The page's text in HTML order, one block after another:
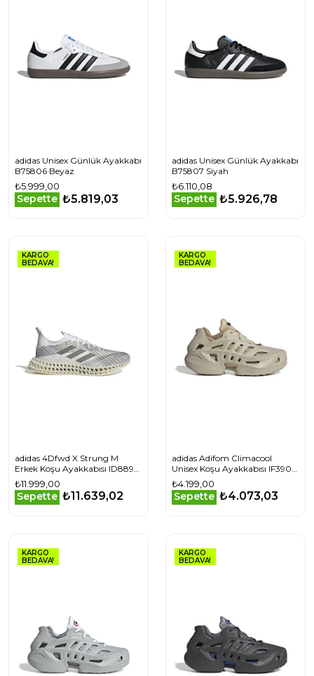
adidas Unisex Günlük Ayakkabı
B75806 Beyaz
₺5.999,00
Sepette ₺5.819,03
adidas Unisex Günlük Ayakkabı
B75807 Siyah
₺6.110,08
Sepette ₺5.926,78
KARGO
BEDAVA!
adidas 4Dfwd X Strung M
Erkek Koşu Ayakkabısı ID8892
Beyaz
₺11.999,00
Sepette ₺11.639,02
KARGO
BEDAVA!
adidas Adifom Climacool
Unisex Koşu Ayakkabısı IF3904
Bej
₺4.199,00
Sepette ₺4.073,03
KARGO
BEDAVA!
KARGO
BEDAVA!